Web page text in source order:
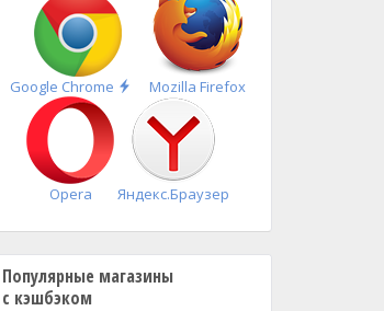
Google Chrome
Быстрая
установка
Mozilla Firefox
Opera Яндекс.Браузер
Популярные магазины
с кэшбэком